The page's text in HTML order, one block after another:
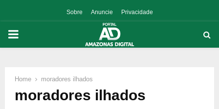
Sobre Anuncie Privacidade
PRIMARY
Home moradores ilhados
moradores ilhados